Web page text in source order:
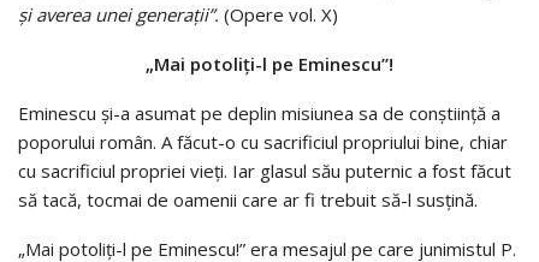
şi averea unei generaţii”. (Opere vol. X)
„Mai potoliţi-l pe Eminescu”!
Eminescu şi-a asumat pe deplin misiunea sa de conştiinţă a
poporului român. A făcut-o cu sacrificiul propriului bine, chiar
cu sacrificiul propriei vieţi. Iar glasul său puternic a fost făcut
să tacă, tocmai de oamenii care ar fi trebuit să-l susţină.
„Mai potoliţi-l pe Eminescu!” era mesajul pe care junimistul P.